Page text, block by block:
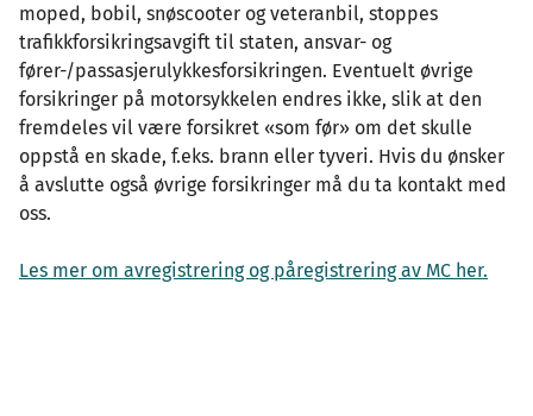
moped, bobil, snøscooter og veteranbil, stoppes
trafikkforsikringsavgift til staten, ansvar- og
fører-/passasjerulykkesforsikringen. Eventuelt øvrige
forsikringer på motorsykkelen endres ikke, slik at den
fremdeles vil være forsikret «som før» om det skulle
oppstå en skade, f.eks. brann eller tyveri. Hvis du ønsker
å avslutte også øvrige forsikringer må du ta kontakt med
oss.
Les mer om avregistrering og påregistrering av MC her.